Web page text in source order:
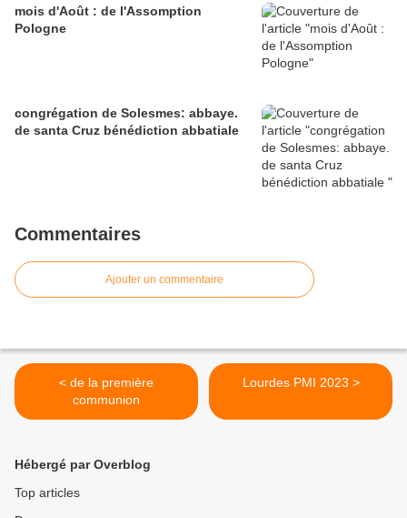
mois d'Août : de l'Assomption
Pologne
congrégation de Solesmes: abbaye.
de santa Cruz bénédiction abbatiale
Commentaires
Ajouter un commentaire
< de la première
communion
Lourdes PMI 2023 >
Hébergé par Overblog
Top articles